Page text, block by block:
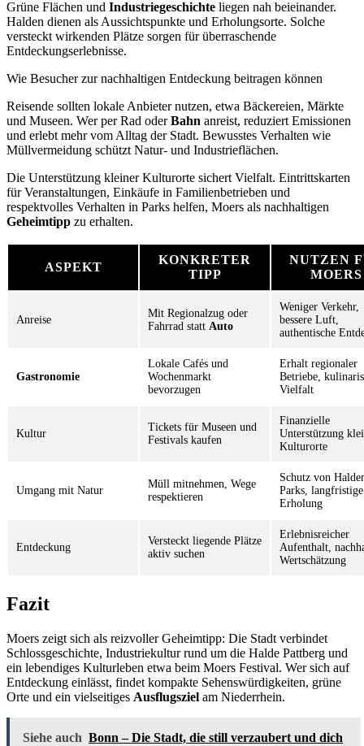
Grüne Flächen und Industriegeschichte liegen nah beieinander.
Halden dienen als Aussichtspunkte und Erholungsorte. Solche
versteckt wirkenden Plätze sorgen für überraschende
Entdeckungserlebnisse.
Wie Besucher zur nachhaltigen Entdeckung beitragen können
Reisende sollten lokale Anbieter nutzen, etwa Bäckereien, Märkte
und Museen. Wer per Rad oderBahn anreist, reduziert Emissionen
und erlebt mehr vom Alltag der Stadt. Bewusstes Verhalten wie
Müllvermeidung schützt Natur- und Industrieflächen.
Die Unterstützung kleiner Kulturorte sichert Vielfalt. Eintrittskarten
für Veranstaltungen, Einkäufe in Familienbetrieben und
respektvolles Verhalten in Parks helfen, Moers als nachhaltigen
Geheimtipp zu erhalten.
ASPEKT
KONKRETER
TIPP
NUTZEN
MOERS
Anreise
Mit Regionalzug oder
Fahrrad statt Auto
Weniger Verkehr,
bessere Luft,
authentische
Gastronomie
Lokale Cafés und
Wochenmarkt
bevorzugen
Erhalt regionaler
Betriebe,
Vielfalt
Kultur
Tickets für Museen und
Festivals kaufen
Finanzielle
Unterstützung
Kulturorte
Umgang mit Natur
Müll mitnehmen, Wege
respektieren
Schutz von
Parks, langfristige
Erholung
Entdeckung
Versteckt liegende Plätze
aktiv suchen
Erlebnisreicher
Aufenthalt,
Wertschätzung
Fazit
Moers zeigt sich als reizvoller Geheimtipp: Die Stadt verbindet
Schlossgeschichte, Industriekultur rund um die Halde Pattberg und
ein lebendiges Kulturleben etwa beim Moers Festival. Wer sich auf
Entdeckung einlässt, findet kompakte Sehenswürdigkeiten, grüne
Orte und ein vielseitiges Ausflugsziel am Niederrhein.
Siehe auch Bonn – Die Stadt, die still verzaubert und dich